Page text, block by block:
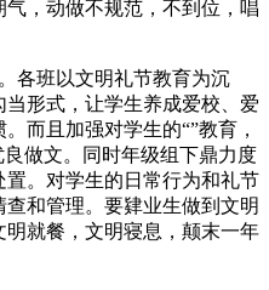
，动做不规范，不到位，唱
班以文明礼节教育为沉
形式，让学生养成爱校、爱
而且加强对学生的“”教育，
做文。同时年级组下鼎力度
。对学生的日常行为和礼节
和管理。要肄业生做到文明
就餐，文明寝息，颠末一年